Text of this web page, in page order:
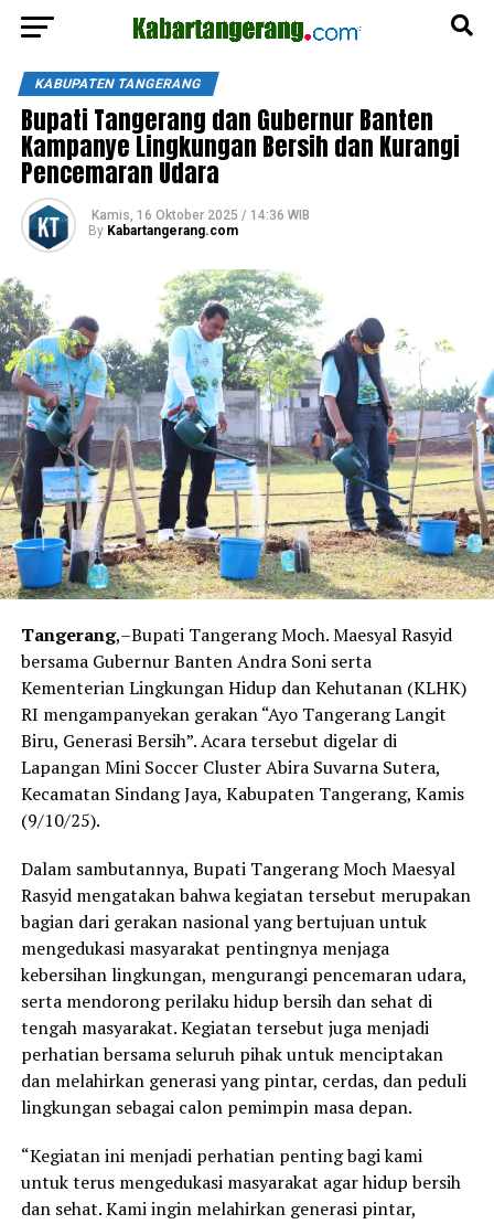
KABUPATEN TANGERANG
Bupati Tangerang dan Gubernur Banten
Kampanye Lingkungan Bersih dan Kurangi
Pencemaran Udara
Kamis, 16 Oktober 2025 / 14:36 WIB
By Kabartangerang.com
Tangerang,–Bupati Tangerang Moch. Maesyal Rasyid
bersama Gubernur Banten Andra Soni serta
Kementerian Lingkungan Hidup dan Kehutanan (KLHK)
RI mengampanyekan gerakan “Ayo Tangerang Langit
Biru, Generasi Bersih”. Acara tersebut digelar di
Lapangan Mini Soccer Cluster Abira Suvarna Sutera,
Kecamatan Sindang Jaya, Kabupaten Tangerang, Kamis
(9/10/25).
Dalam sambutannya, Bupati Tangerang Moch Maesyal
Rasyid mengatakan bahwa kegiatan tersebut merupakan
bagian dari gerakan nasional yang bertujuan untuk
mengedukasi masyarakat pentingnya menjaga
kebersihan lingkungan, mengurangi pencemaran udara,
serta mendorong perilaku hidup bersih dan sehat di
tengah masyarakat. Kegiatan tersebut juga menjadi
perhatian bersama seluruh pihak untuk menciptakan
dan melahirkan generasi yang pintar, cerdas, dan peduli
lingkungan sebagai calon pemimpin masa depan.
“Kegiatan ini menjadi perhatian penting bagi kami
untuk terus mengedukasi masyarakat agar hidup bersih
dan sehat. Kami ingin melahirkan generasi pintar,